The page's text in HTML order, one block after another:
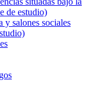
de estudio)
y salones sociales